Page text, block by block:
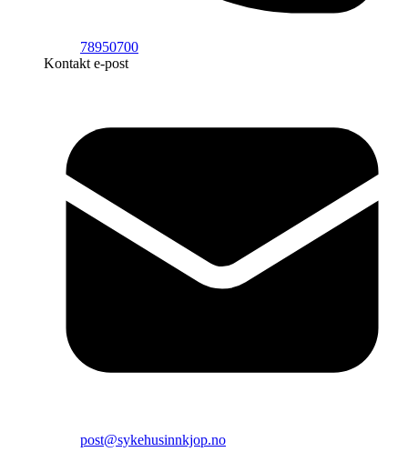
78950700
Kontakt e-post
post@sykehusinnkjop.no